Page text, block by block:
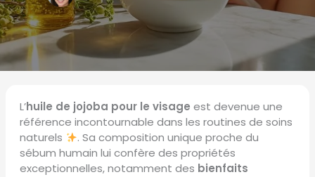
L’huile de jojoba pour le visage est devenue une
référence incontournable dans les routines de soins
naturels
. Sa composition unique proche du
sébum humain lui confère des propriétés
exceptionnelles, notamment des bienfaits